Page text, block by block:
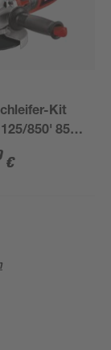
Kit
850' 850
€